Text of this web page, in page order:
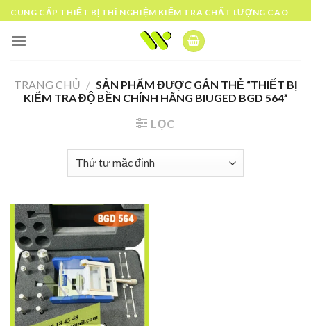
Skip
to
content
CUNG CẤP THIẾT BỊ THÍ NGHIỆM KIỂM TRA CHẤT LƯỢNG CAO
TRANG CHỦ / SẢN PHẨM ĐƯỢC GẮN THẺ “THIẾT BỊ
KIỂM TRA ĐỘ BỀN CHÍNH HÃNG BIUGED BGD 564”
LỌC